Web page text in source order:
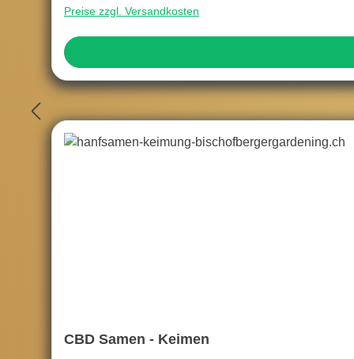
Preise zzgl. Versandkosten
CBD Samen - Keimen